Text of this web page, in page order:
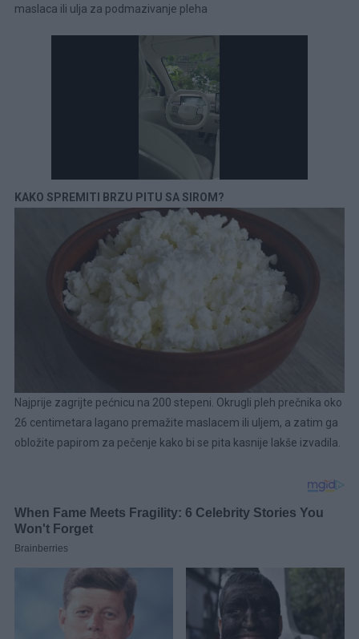
maslaca ili ulja za podmazivanje pleha
KAKO SPREMITI BRZU PITU SA SIROM?
Najprije zagrijte pećnicu na 200 stepeni. Okrugli pleh prečnika oko
26 centimetara lagano premažite maslacem ili uljem, a zatim ga
obložite papirom za pečenje kako bi se pita kasnije lakše izvadila.